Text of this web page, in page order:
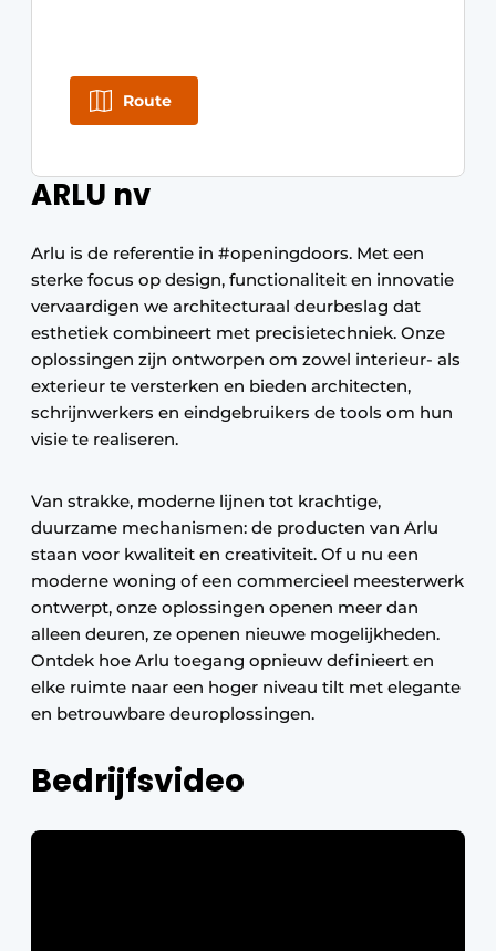
ARLU nv
Arlu is de referentie in #openingdoors. Met een
sterke focus op design, functionaliteit en innovatie
vervaardigen we architecturaal deurbeslag dat
esthetiek combineert met precisietechniek. Onze
oplossingen zijn ontworpen om zowel interieur- als
exterieur te versterken en bieden architecten,
schrijnwerkers en eindgebruikers de tools om hun
visie te realiseren.
Van strakke, moderne lijnen tot krachtige,
duurzame mechanismen: de producten van Arlu
staan voor kwaliteit en creativiteit. Of u nu een
moderne woning of een commercieel meesterwerk
ontwerpt, onze oplossingen openen meer dan
alleen deuren, ze openen nieuwe mogelijkheden.
Ontdek hoe Arlu toegang opnieuw definieert en
elke ruimte naar een hoger niveau tilt met elegante
en betrouwbare deuroplossingen.
Bedrijfsvideo
Route